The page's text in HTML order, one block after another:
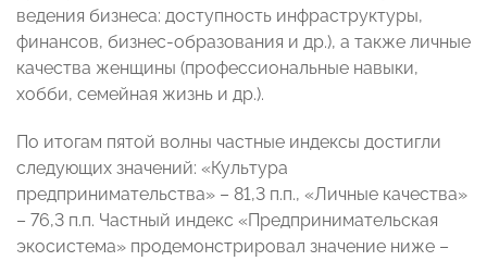
ведения бизнеса: доступность инфраструктуры,
финансов, бизнес-образования и др.), а также личные
качества женщины (профессиональные навыки,
хобби, семейная жизнь и др.).
По итогам пятой волны частные индексы достигли
следующих значений: «Культура
предпринимательства» – 81,3 п.п., «Личные качества»
– 76,3 п.п. Частный индекс «Предпринимательская
экосистема» продемонстрировал значение ниже –